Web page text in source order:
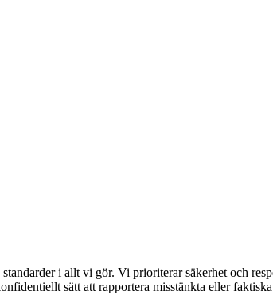
i allt vi gör. Vi prioriterar säkerhet och
sätt att rapportera misstänkta eller